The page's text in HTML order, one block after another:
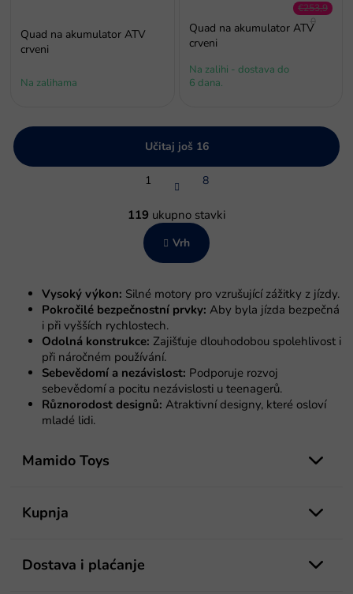
Quad na akumulator ATV
crveni
Na zalihama
€253,9
0
–34 %
Quad na akumulator ATV
crveni
Na zalihi - dostava do
6 dana.
o
t
r
l
e
i
s
t
a
n
j
Učitaj još 16
P
a
i
n
a
i
a
1 8
119 ukupno stavki
Vrh
Vysoký výkon: Silné motory pro vzrušující zážitky z jízdy.
Pokročilé bezpečnostní prvky: Aby byla jízda bezpečná
i při vyšších rychlostech.
Odolná konstrukce: Zajišťuje dlouhodobou spolehlivost i
při náročném používání.
Sebevědomí a nezávislost: Podporuje rozvoj
sebevědomí a pocitu nezávislosti u teenagerů.
Různorodost designů: Atraktivní designy, které osloví
mladé lidi.
Mamido Toys
Kupnja
Dostava i plaćanje